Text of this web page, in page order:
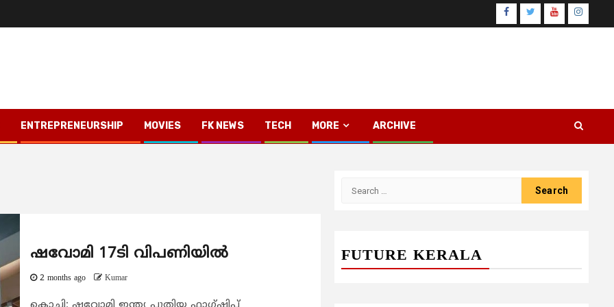
Facebook
TwitterYoutube
ENTREPRENEURSHIP MOVIES FK NEWS TECH MORE ARCHIVE
ഷവോമി 17ടി വിപണിയിൽ
2 months ago Kumar
FUTURE KERALA